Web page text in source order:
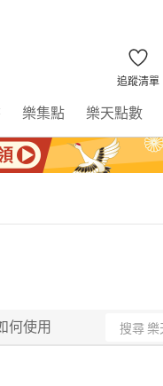
追蹤清單
樂集點 樂天點數
何使用